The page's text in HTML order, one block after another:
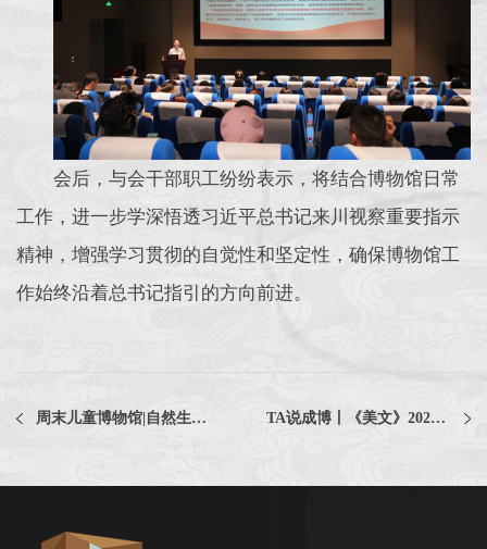
会后，与会干部职工纷纷表示，将结合博物馆日常
工作，进一步学深悟透习近平总书记来川视察重要指示
精神，增强学习贯彻的自觉性和坚定性，确保博物馆工
作始终沿着总书记指引的方向前进。
周末儿童博物馆|自然生活系列活动《我在成都雪山之巅——雪豹寻踪》回顾及第二场预告 TA说成博丨《美文》2023年10期 报人散文奖征文：汉字的荣光